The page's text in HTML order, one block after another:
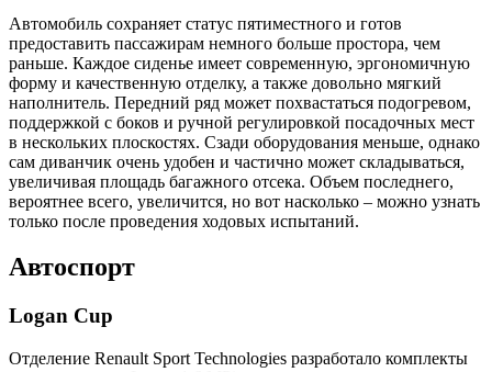
Автомобиль сохраняет статус пятиместного и готов
предоставить пассажирам немного больше простора, чем
раньше. Каждое сиденье имеет современную, эргономичную
форму и качественную отделку, а также довольно мягкий
наполнитель. Передний ряд может похвастаться подогревом,
поддержкой с боков и ручной регулировкой посадочных мест
в нескольких плоскостях. Сзади оборудования меньше, однако
сам диванчик очень удобен и частично может складываться,
увеличивая площадь багажного отсека. Объем последнего,
вероятнее всего, увеличится, но вот насколько – можно узнать
только после проведения ходовых испытаний.
Автоспорт
Logan Cup
Отделение Renault Sport Technologies разработало комплекты